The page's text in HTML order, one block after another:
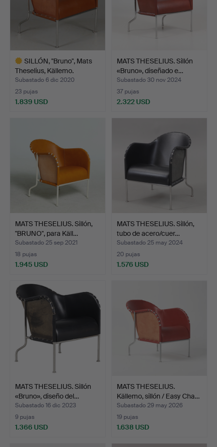
SILLÓN, "Bruno", Mats
Theselius, Källemo.
Subastado 6 dic 2020
23 pujas
1.839 USD
MATS THESELIUS. Sillón
«Bruno», diseñado e…
Subastado 30 nov 2024
37 pujas
2.322 USD
MATS THESELIUS. Sillón,
"BRUNO", para Käll…
Subastado 25 sep 2021
18 pujas
1.945 USD
MATS THESELIUS. Sillón,
tubo de acero/cuer…
Subastado 25 may 2024
20 pujas
1.576 USD
MATS THESELIUS. Sillón
«Bruno», diseño del…
Subastado 16 dic 2023
9 pujas
1.366 USD
MATS THESELIUS.
Källemo, sillón / Easy Cha…
Subastado 29 may 2026
19 pujas
1.638 USD